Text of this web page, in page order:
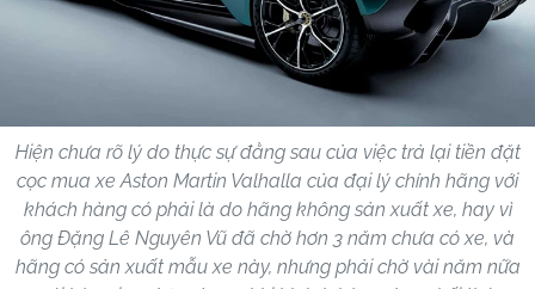
Hiện chưa rõ lý do thực sự đằng sau của việc trả lại tiền đặt
cọc mua xe Aston Martin Valhalla của đại lý chính hãng với
khách hàng có phải là do hãng không sản xuất xe, hay vì
ông Đặng Lê Nguyên Vũ đã chờ hơn 3 năm chưa có xe, và
hãng có sản xuất mẫu xe này, nhưng phải chờ vài năm nữa